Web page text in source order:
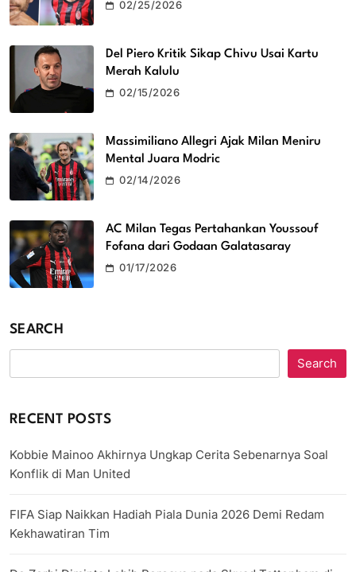
02/25/2026
Del Piero Kritik Sikap Chivu Usai Kartu
Merah Kalulu
02/15/2026
Massimiliano Allegri Ajak Milan Meniru
Mental Juara Modric
02/14/2026
AC Milan Tegas Pertahankan Youssouf
Fofana dari Godaan Galatasaray
01/17/2026
SEARCH
Search
RECENT POSTS
Kobbie Mainoo Akhirnya Ungkap Cerita Sebenarnya Soal
Konflik di Man United
FIFA Siap Naikkan Hadiah Piala Dunia 2026 Demi Redam
Kekhawatiran Tim